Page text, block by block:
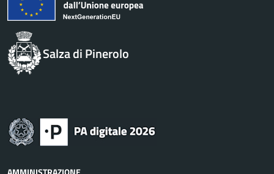
Salza di Pinerolo